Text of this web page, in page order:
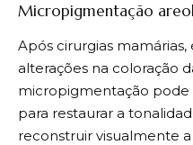
Micropigmentação
Após cirurgias
alterações na coloração
micropigmentação pode
para restaurar a
reconstruir visualmente